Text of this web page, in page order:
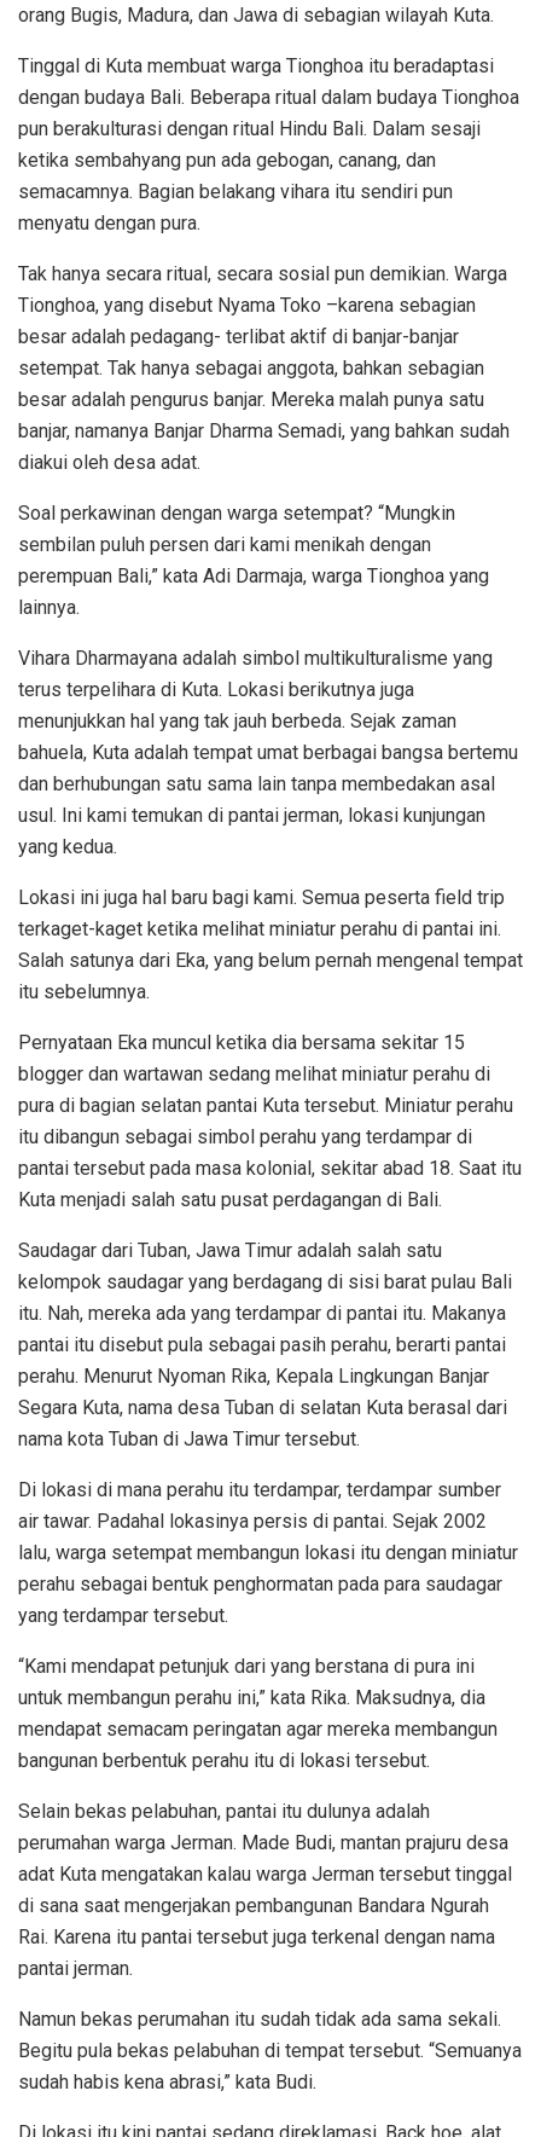
orang Bugis, Madura, dan Jawa di sebagian wilayah Kuta.
Tinggal di Kuta membuat warga Tionghoa itu beradaptasi
dengan budaya Bali. Beberapa ritual dalam budaya Tionghoa
pun berakulturasi dengan ritual Hindu Bali. Dalam sesaji
ketika sembahyang pun ada gebogan, canang, dan
semacamnya. Bagian belakang vihara itu sendiri pun
menyatu dengan pura.
Tak hanya secara ritual, secara sosial pun demikian. Warga
Tionghoa, yang disebut Nyama Toko –karena sebagian
besar adalah pedagang- terlibat aktif di banjar-banjar
setempat. Tak hanya sebagai anggota, bahkan sebagian
besar adalah pengurus banjar. Mereka malah punya satu
banjar, namanya Banjar Dharma Semadi, yang bahkan sudah
diakui oleh desa adat.
Soal perkawinan dengan warga setempat? “Mungkin
sembilan puluh persen dari kami menikah dengan
perempuan Bali,” kata Adi Darmaja, warga Tionghoa yang
lainnya.
Vihara Dharmayana adalah simbol multikulturalisme yang
terus terpelihara di Kuta. Lokasi berikutnya juga
menunjukkan hal yang tak jauh berbeda. Sejak zaman
bahuela, Kuta adalah tempat umat berbagai bangsa bertemu
dan berhubungan satu sama lain tanpa membedakan asal
usul. Ini kami temukan di pantai jerman, lokasi kunjungan
yang kedua.
Lokasi ini juga hal baru bagi kami. Semua peserta field trip
terkaget-kaget ketika melihat miniatur perahu di pantai ini.
Salah satunya dari Eka, yang belum pernah mengenal tempat
itu sebelumnya.
Pernyataan Eka muncul ketika dia bersama sekitar 15
blogger dan wartawan sedang melihat miniatur perahu di
pura di bagian selatan pantai Kuta tersebut. Miniatur perahu
itu dibangun sebagai simbol perahu yang terdampar di
pantai tersebut pada masa kolonial, sekitar abad 18. Saat itu
Kuta menjadi salah satu pusat perdagangan di Bali.
Saudagar dari Tuban, Jawa Timur adalah salah satu
kelompok saudagar yang berdagang di sisi barat pulau Bali
itu. Nah, mereka ada yang terdampar di pantai itu. Makanya
pantai itu disebut pula sebagai pasih perahu, berarti pantai
perahu. Menurut Nyoman Rika, Kepala Lingkungan Banjar
Segara Kuta, nama desa Tuban di selatan Kuta berasal dari
nama kota Tuban di Jawa Timur tersebut.
Di lokasi di mana perahu itu terdampar, terdampar sumber
air tawar. Padahal lokasinya persis di pantai. Sejak 2002
lalu, warga setempat membangun lokasi itu dengan miniatur
perahu sebagai bentuk penghormatan pada para saudagar
yang terdampar tersebut.
“Kami mendapat petunjuk dari yang berstana di pura ini
untuk membangun perahu ini,” kata Rika. Maksudnya, dia
mendapat semacam peringatan agar mereka membangun
bangunan berbentuk perahu itu di lokasi tersebut.
Selain bekas pelabuhan, pantai itu dulunya adalah
perumahan warga Jerman. Made Budi, mantan prajuru desa
adat Kuta mengatakan kalau warga Jerman tersebut tinggal
di sana saat mengerjakan pembangunan Bandara Ngurah
Rai. Karena itu pantai tersebut juga terkenal dengan nama
pantai jerman.
Namun bekas perumahan itu sudah tidak ada sama sekali.
Begitu pula bekas pelabuhan di tempat tersebut. “Semuanya
sudah habis kena abrasi,” kata Budi.
Di lokasi itu kini pantai sedang direklamasi. Back hoe, alat